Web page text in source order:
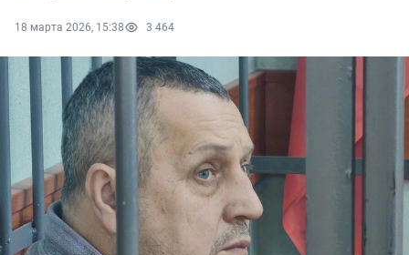
18 марта 2026, 15:38 3 464